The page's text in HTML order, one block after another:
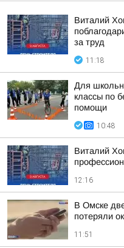
Виталий
за труд
11:18
Для
классы по
помощи
10:48
Виталий
12:16
В Омске
потеряли
11:51